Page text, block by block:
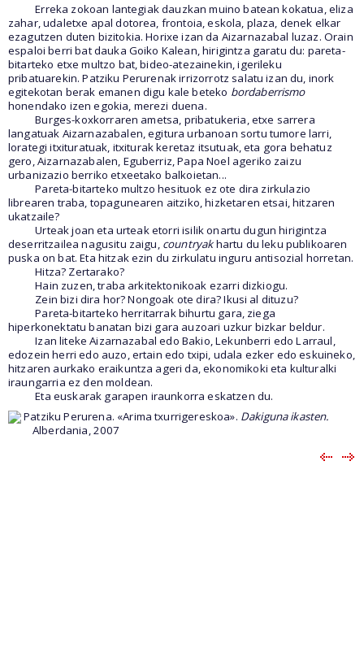
Erreka zokoan lantegiak dauzkan muino batean kokatua, eliza
zahar, udaletxe apal dotorea, frontoia, eskola, plaza, denek elkar
ezagutzen duten bizitokia. Horixe izan da Aizarnazabal luzaz. Orain
espaloi berri bat dauka Goiko Kalean, hirigintza garatu du: pareta-
bitarteko etxe multzo bat, bideo-atezainekin, igerileku
pribatuarekin. Patziku Perurenak irrizorrotz salatu izan du, inork
egitekotan berak emanen digu kale beteko bordaberrismo
honendako izen egokia, merezi duena.
Burges-koxkorraren ametsa, pribatukeria, etxe sarrera
langatuak Aizarnazabalen, egitura urbanoan sortu tumore larri,
lorategi itxituratuak, itxiturak keretaz itsutuak, eta gora behatuz
gero, Aizarnazabalen, Eguberriz, Papa Noel ageriko zaizu
urbanizazio berriko etxeetako balkoietan...
Pareta-bitarteko multzo hesituok ez ote dira zirkulazio
librearen traba, topagunearen aitziko, hizketaren etsai, hitzaren
ukatzaile?
Urteak joan eta urteak etorri isilik onartu dugun hirigintza
deserritzailea nagusitu zaigu, countryakhartu du leku publikoaren
puska on bat. Eta hitzak ezin du zirkulatu inguru antisozial horretan.
Hitza? Zertarako?
Hain zuzen, traba arkitektonikoak ezarri dizkiogu.
Zein bizi dira hor? Nongoak ote dira? Ikusi al dituzu?
Pareta-bitarteko herritarrak bihurtu gara, ziega
hiperkonektatu banatan bizi gara auzoari uzkur bizkar beldur.
Izan liteke Aizarnazabal edo Bakio, Lekunberri edo Larraul,
edozein herri edo auzo, ertain edo txipi, udala ezker edo eskuineko,
hitzaren aurkako eraikuntza ageri da, ekonomikoki eta kulturalki
iraungarria ez den moldean.
Eta euskarak garapen iraunkorra eskatzen du.
Patziku Perurena. «Arima txurrigereskoa». Dakiguna ikasten.
Alberdania, 2007